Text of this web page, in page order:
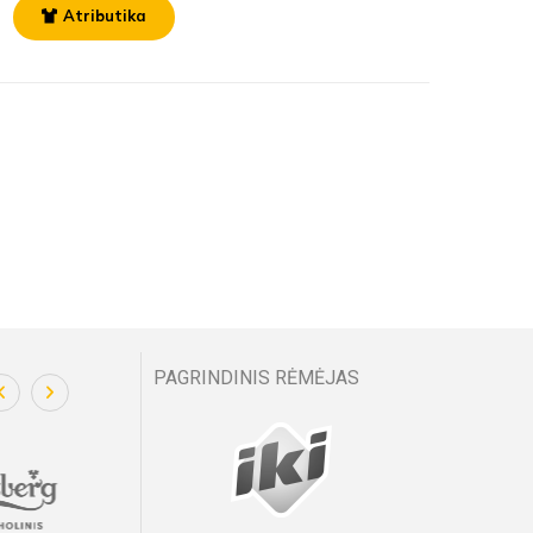
Atributika
PAGRINDINIS RĖMĖJAS